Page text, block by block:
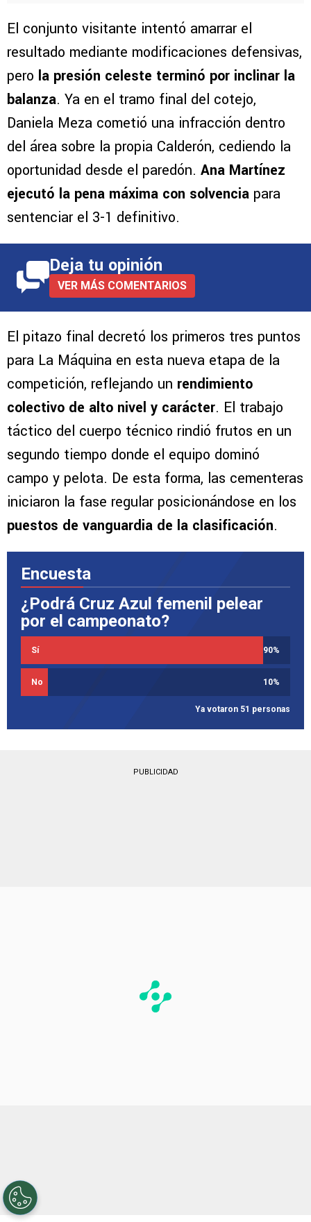
El conjunto visitante intentó amarrar el
resultado mediante modificaciones defensivas,
pero la presión celeste terminó por inclinar la
balanza. Ya en el tramo final del cotejo,
Daniela Meza cometió una infracción dentro
del área sobre la propia Calderón, cediendo la
oportunidad desde el paredón. Ana Martínez
ejecutó la pena máxima con solvencia para
sentenciar el 3-1 definitivo.
Deja tu opinión
VER MÁS COMENTARIOS
El pitazo final decretó los primeros tres puntos
para La Máquina en esta nueva etapa de la
competición, reflejando un rendimiento
colectivo de alto nivel y carácter. El trabajo
táctico del cuerpo técnico rindió frutos en un
segundo tiempo donde el equipo dominó
campo y pelota. De esta forma, las cementeras
iniciaron la fase regular posicionándose en los
puestos de vanguardia de la clasificación.
Encuesta
¿Podrá Cruz Azul femenil pelear
por el campeonato?
Sí 90%
No 10%
Ya votaron 51 personas
PUBLICIDAD